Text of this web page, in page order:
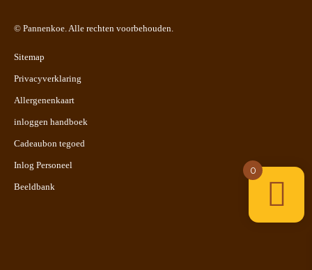
© Pannenkoe. Alle rechten voorbehouden.
Sitemap
Privacyverklaring
Allergenenkaart
inloggen handboek
Cadeaubon tegoed
Inlog Personeel
Beeldbank
0